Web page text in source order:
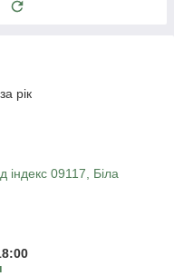
рік
індекс 09117, Біла